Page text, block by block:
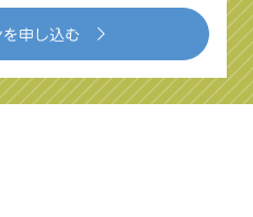
申し込む